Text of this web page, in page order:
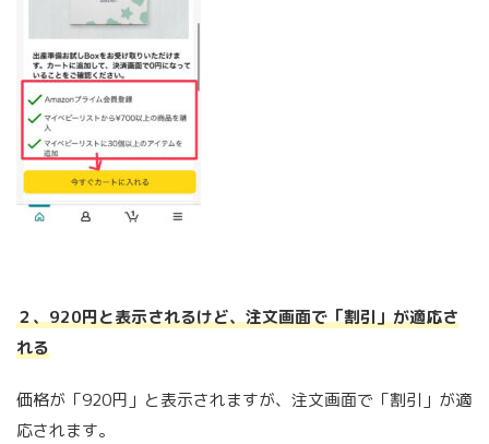
２、920円と表示されるけど、注文画面で「割引」が適応さ
れる
価格が「920円」と表示されますが、注文画面で「割引」が適
応されます。